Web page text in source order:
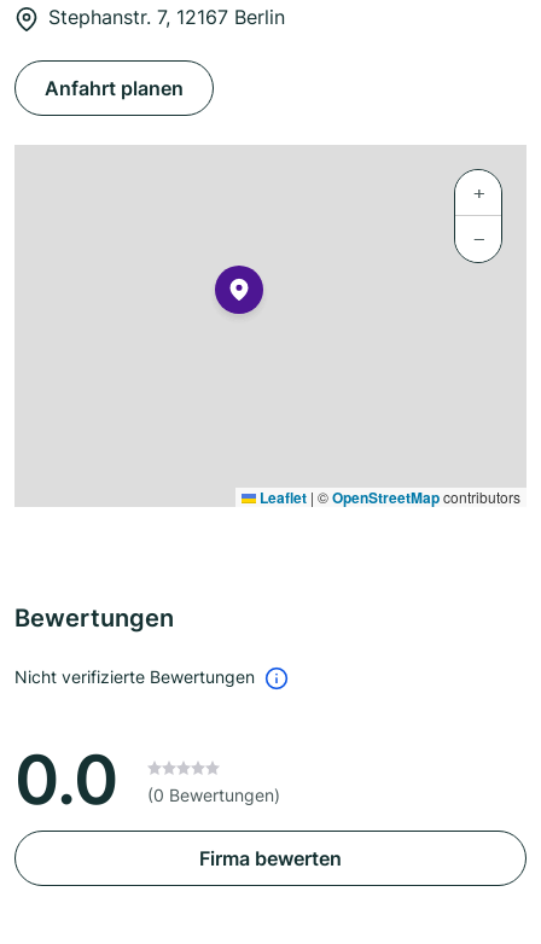
Stephanstr. 7, 12167 Berlin
Anfahrt planen
+
−
Leaflet | ©OpenStreetMapcontributors
Bewertungen
Nicht verifizierte Bewertungen
0.0 (0 Bewertungen)
Firma bewerten